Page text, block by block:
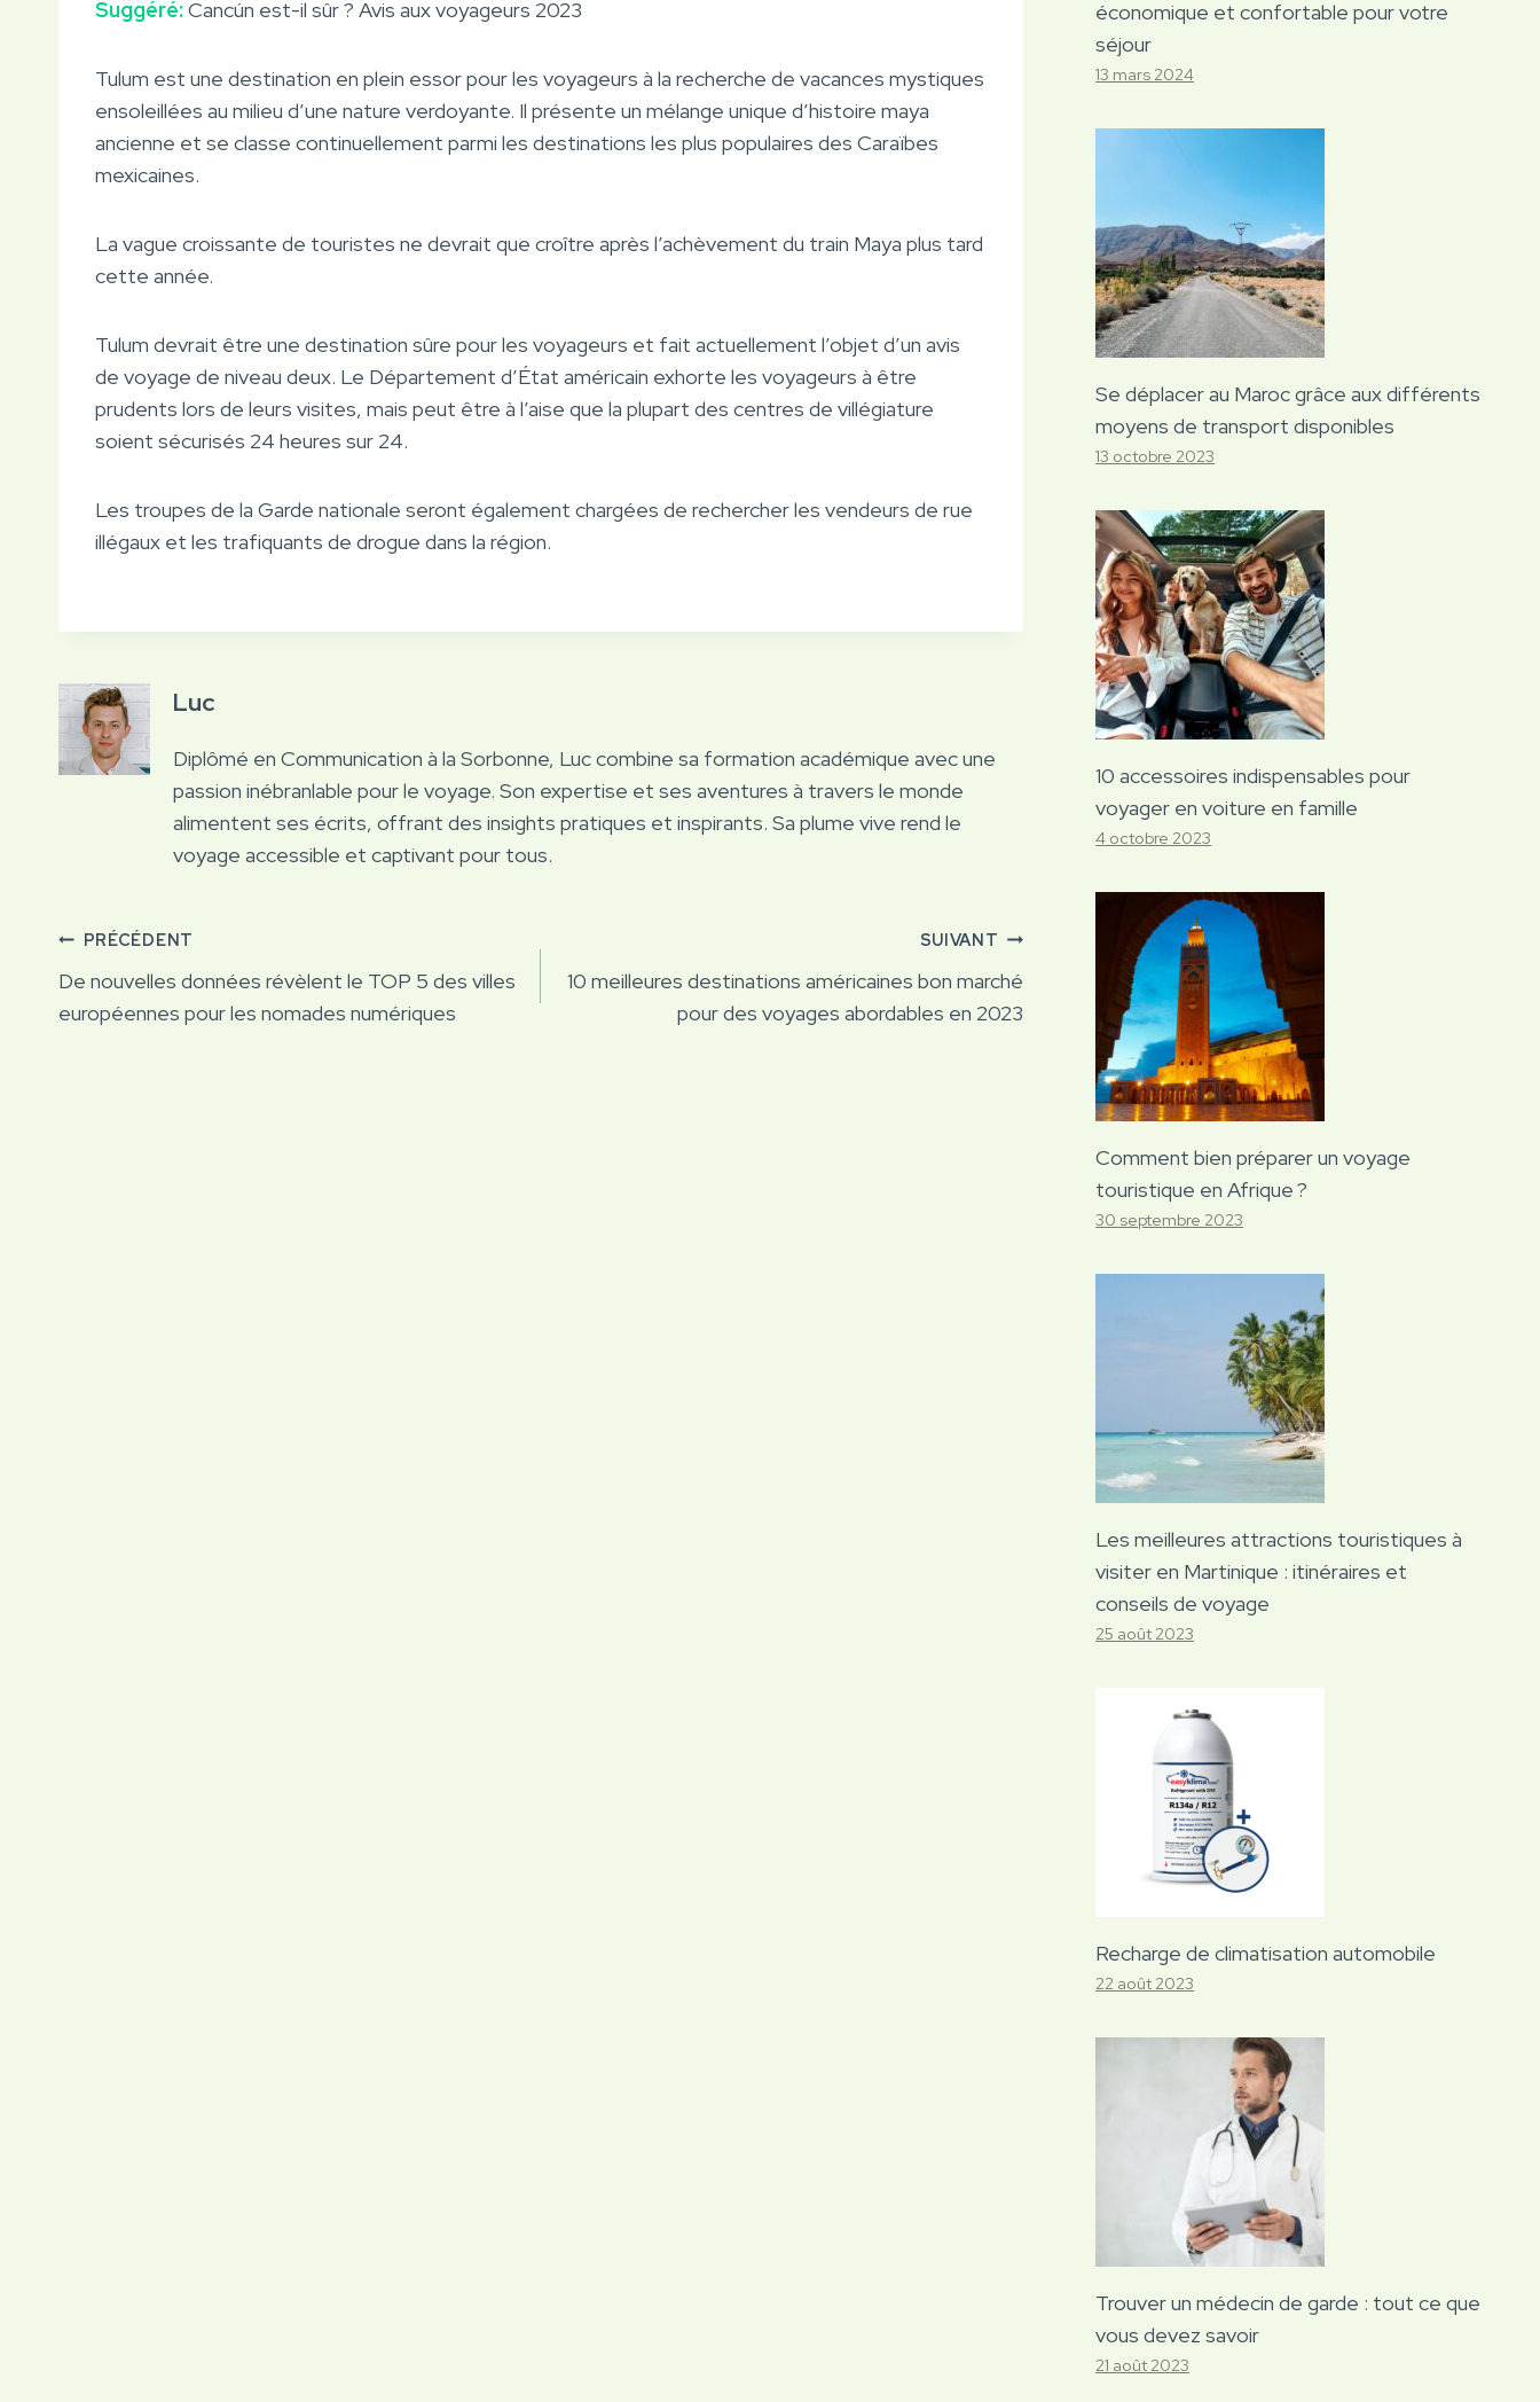
Suggéré: Cancún est-il sûr ? Avis aux voyageurs 2023
Tulum est une destination en plein essor pour les voyageurs à la recherche de vacances mystiques
ensoleillées au milieu d’une nature verdoyante. Il présente un mélange unique d’histoire maya
ancienne et se classe continuellement parmi les destinations les plus populaires des Caraïbes
mexicaines.
La vague croissante de touristes ne devrait que croître après l’achèvement du train Maya plus tard
cette année.
Tulum devrait être une destination sûre pour les voyageurs et fait actuellement l’objet d’un avis
de voyage de niveau deux. Le Département d’État américain exhorte les voyageurs à être
prudents lors de leurs visites, mais peut être à l’aise que la plupart des centres de villégiature
soient sécurisés 24 heures sur 24.
Les troupes de la Garde nationale seront également chargées de rechercher les vendeurs de rue
illégaux et les trafiquants de drogue dans la région.
Luc
Diplômé en Communication à la Sorbonne, Luc combine sa formation académique avec une
passion inébranlable pour le voyage. Son expertise et ses aventures à travers le monde
alimentent ses écrits, offrant des insights pratiques et inspirants. Sa plume vive rend le
voyage accessible et captivant pour tous.
Navigation
de
PRÉCÉDENT
De nouvelles données révèlent le TOP 5 des villes
européennes pour les nomades numériques
SUIVANT
10 meilleures destinations américaines bon marché
pour des voyages abordables en 2023
économique et confortable pour votre
séjour
13 mars 2024
Se déplacer au Maroc grâce aux différents
moyens de transport disponibles
13 octobre 2023
10 accessoires indispensables pour
voyager en voiture en famille
4 octobre 2023
Comment bien préparer un voyage
touristique en Afrique ?
30 septembre 2023
Les meilleures attractions touristiques à
visiter en Martinique : itinéraires et
conseils de voyage
25 août 2023
Recharge de climatisation automobile
22 août 2023
Trouver un médecin de garde : tout ce que
vous devez savoir
21 août 2023